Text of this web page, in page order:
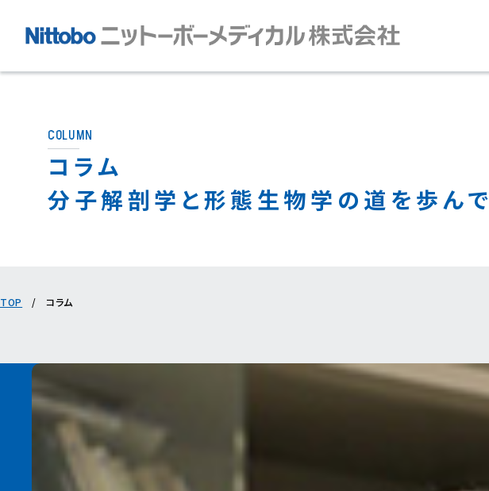
COLUMN
コラム
分⼦解剖学と形態⽣物学の道を歩んで
TOP / コラム